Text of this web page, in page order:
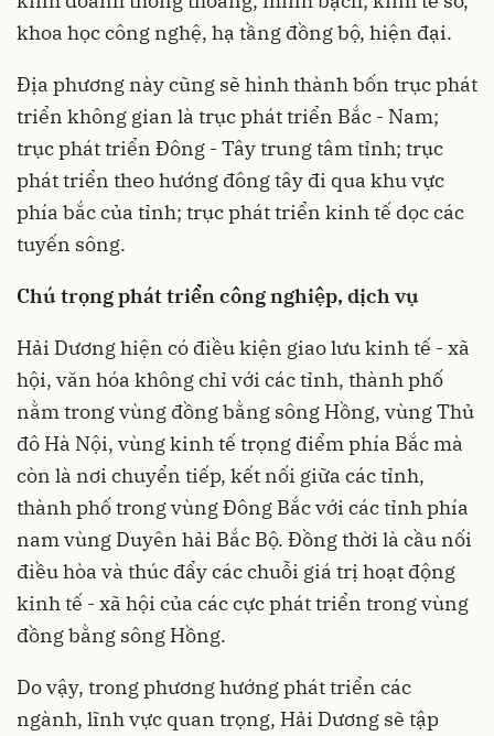
khoa học công nghệ, hạ tầng đồng bộ, hiện đại.
Địa phương này cũng sẽ hình thành bốn trục phát
triển không gian là trục phát triển Bắc - Nam;
trục phát triển Đông - Tây trung tâm tỉnh; trục
phát triển theo hướng đông tây đi qua khu vực
phía bắc của tỉnh; trục phát triển kinh tế dọc các
tuyến sông.
Chú trọng phát triển công nghiệp, dịch vụ
Hải Dương hiện có điều kiện giao lưu kinh tế - xã
hội, văn hóa không chỉ với các tỉnh, thành phố
nằm trong vùng đồng bằng sông Hồng, vùng Thủ
đô Hà Nội, vùng kinh tế trọng điểm phía Bắc mà
còn là nơi chuyển tiếp, kết nối giữa các tỉnh,
thành phố trong vùng Đông Bắc với các tỉnh phía
nam vùng Duyên hải Bắc Bộ. Đồng thời là cầu nối
điều hòa và thúc đẩy các chuỗi giá trị hoạt động
kinh tế - xã hội của các cực phát triển trong vùng
đồng bằng sông Hồng.
Do vậy, trong phương hướng phát triển các
ngành, lĩnh vực quan trọng, Hải Dương sẽ tập